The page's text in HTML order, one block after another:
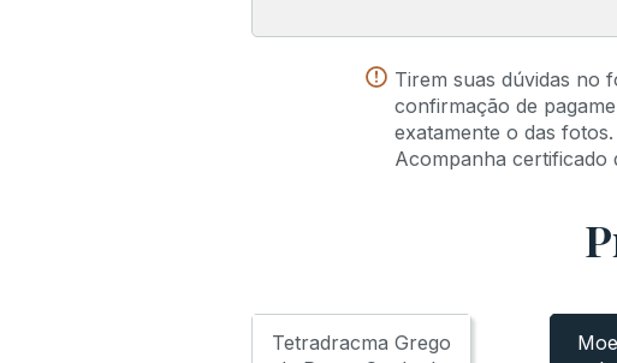
Tirem suas dúvidas no
confirmação de
exatamente o das
Acompanha certificado
Tetradracma Grego